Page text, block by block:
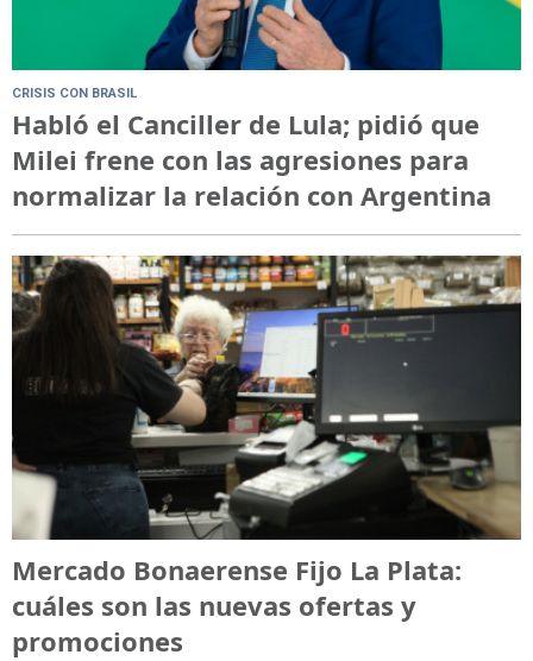
CRISIS CON BRASIL
Habló el Canciller de Lula; pidió que
Milei frene con las agresiones para
normalizar la relación con Argentina
Mercado Bonaerense Fijo La Plata:
cuáles son las nuevas ofertas y
promociones